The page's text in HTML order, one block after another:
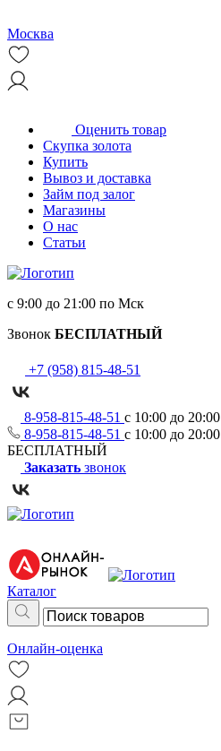
Москва
Оценить товар
Скупка золота
Купить
Вывоз и доставка
Займ под залог
Магазины
О нас
Статьи
с 9:00 до 21:00 по Мск
Звонок БЕСПЛАТНЫЙ
+7 (958) 815-48-51
8-958-815-48-51 с 10:00 до
8-958-815-48-51 с 10:00 до
БЕСПЛАТНЫЙ
Заказать звонок
Каталог
Онлайн-оценка